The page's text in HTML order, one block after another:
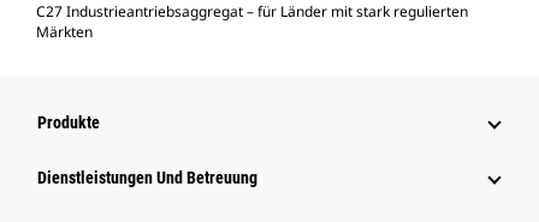
C27 Industrieantriebsaggregat – für Länder mit stark regulierten
Märkten
Produkte
Dienstleistungen Und Betreuung